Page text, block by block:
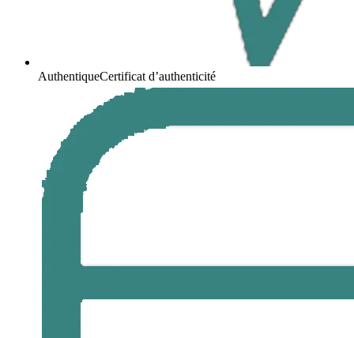
AuthentiqueCertificat d’authenticité